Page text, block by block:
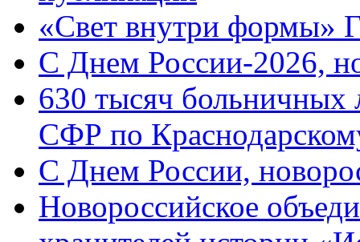
«Свет внутри формы»
C Днем России-2026,
630 тысяч больничных
СФР по
C Днем России,
Новороссийское